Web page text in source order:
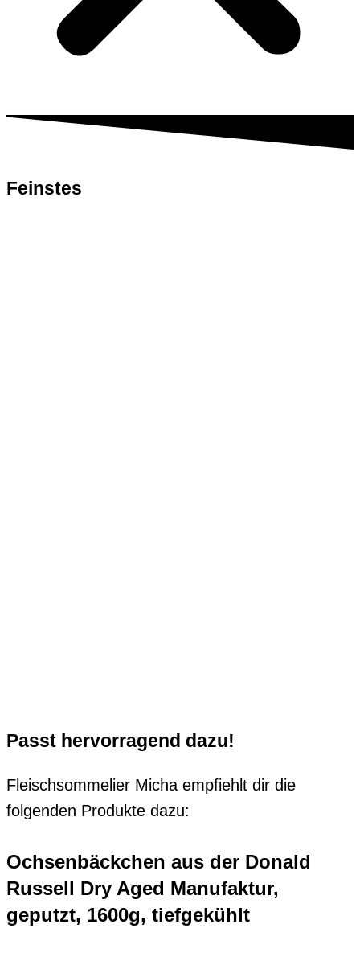
Feinstes
Passt hervorragend dazu!
Fleischsommelier Micha empfiehlt dir die
folgenden Produkte dazu:
Ochsenbäckchen aus der Donald
Russell Dry Aged Manufaktur,
geputzt, 1600g, tiefgekühlt